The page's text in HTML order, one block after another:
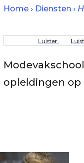
Home Diensten
Luister
opleidingen op